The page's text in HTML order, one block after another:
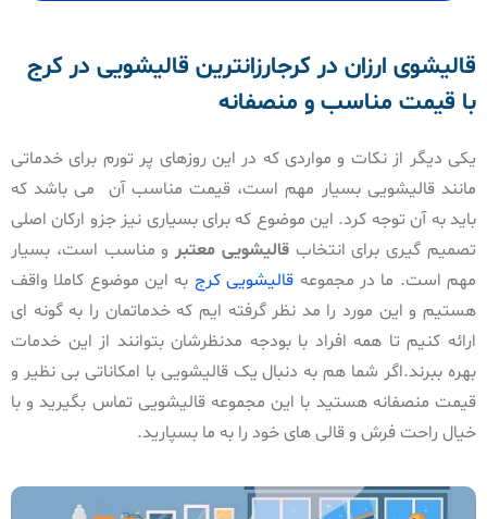
قالیشوی ارزان در کرجارزانترین قالیشویی در کرج
با قیمت مناسب و منصفانه
یکی دیگر از نکات و مواردی که در این روزهای پر تورم برای خدماتی
مانند قالیشویی بسیار مهم است، قیمت مناسب آن می باشد که
باید به آن توجه کرد. این موضوع که برای بسیاری نیز جزو ارکان اصلی
تصمیم گیری برای انتخابقالیشویی معتبر و مناسب است، بسیار
مهم است. ما در مجموعه قالیشویی کرج به این موضوع کاملا واقف
هستیم و این مورد را مد نظر گرفته ایم که خدماتمان را به گونه ای
ارائه کنیم تا همه افراد با بودجه مدنظرشان بتوانند از این خدمات
بهره ببرند.اگر شما هم به دنبال یک قالیشویی با امکاناتی بی نظیر و
قیمت منصفانه هستید با این مجموعه قالیشویی تماس بگیرید و با
خیال راحت فرش و قالی های خود را به ما بسپارید.